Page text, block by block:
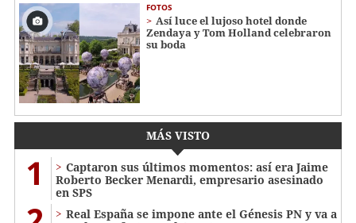
FOTOS
Así luce el lujoso hotel donde
Zendaya y Tom Holland celebraron
su boda
MÁS VISTO
1
Captaron sus últimos momentos: así era Jaime
Roberto Becker Menardi​​​, empresario asesinado
en SPS
Real España se impone ante el Génesis PN y va a